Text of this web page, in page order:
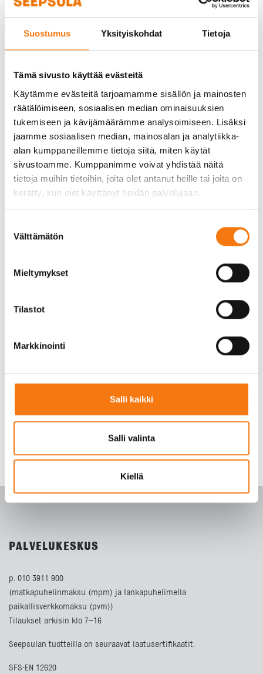
Suostumus Yksityiskohdat Tietoja
Tämä sivusto käyttää evästeitä
Käytämme evästeitä tarjoamamme sisällön ja mainosten
räätälöimiseen, sosiaalisen median ominaisuuksien
tukemiseen ja kävijämäärämme analysoimiseen. Lisäksi
jaamme sosiaalisen median, mainosalan ja analytiikka-
alan kumppaneillemme tietoja siitä, miten käytät
sivustoamme. Kumppanimme voivat yhdistää näitä
tietoja muihin tietoihin, joita olet antanut heille tai joita on
kerätty, kun olet käyttänyt heidän palvelujaan.
valinta
Välttämätön
Mieltymykset
Tilastot
Markkinointi
Salli kaikki
Salli valinta
Kiellä
Sovimme leikkimielisesti, että noin
parinkymmenen vuoden kuluttua Ilari nähdään
PALVELUKESKUS
p. 010 3911 900
(matkapuhelinmaksu (mpm) ja lankapuhelimella
paikallisverkkomaksu (pvm))
Tilaukset arkisin klo 7–16
Seepsulan tuotteilla on seuraavat laatusertifikaatit:
SFS-EN 12620